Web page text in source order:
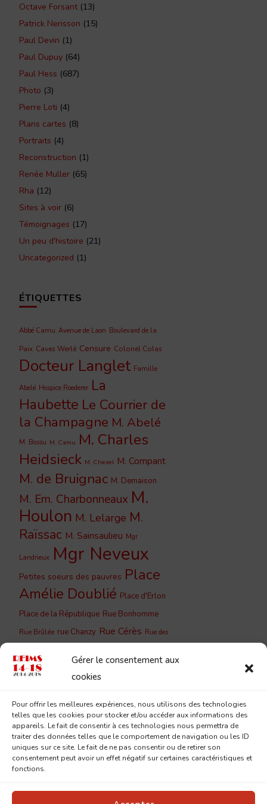
Gérer le consentement aux
cookies
Pour offrir les meilleures expériences, nous utilisons des technologies
telles que les cookies pour stocker et/ou accéder aux informations des
appareils. Le fait de consentir à ces technologies nous permettra de
traiter des données telles que le comportement de navigation ou les ID
uniques sur ce site. Le fait de ne pas consentir ou de retirer son
consentement peut avoir un effet négatif sur certaines caractéristiques et
fonctions.
Octave Forsant(13)
Patrick Nerisson (15)
Paul Devin (1)
Paul Dupuy (64)
Paul Hess (687)
Photo (3)
Pierre Loti (4)
Plans cartes (8)
Portraits (4)
Reconstruction (1)
Renée Muller (65)
Rha (12)
Sites à voir (6)
Témoignages (17)
Un peu d'histoire (21)
Uncategorized (1)
ÉTIQUETTES
Abbé Camu Avenue de Laon Boulevard de la
Paix Caves Werlé Censure Colonel Colas
Docteur Langlet Famille
Abelé Hospice Roederer La
Haubette Le Courrier de
la Champagne M. Abelé
M. Bossu M. Camu M. Charles
Heidsieck M. Chezel M. Compant
M. de Bruignac M. Demaison
M. Em. Charbonneaux M.
Houlon M. Lelarge M.
Raïssac M. Sainsaulieu Mgr
Landrieux Mgr Neveux
Petites soeurs des pauvres Place
Amélie Doublié Place d'Erlon
Place de la République Rue Bonhomme
Rue Brûlée rue Chanzy Rue Cérès Rue des
Barbâtre
Rue du Jard
Eugène Desteuque Rue Lesage Saint-
André Saint-Remi Sainte-
Geneviève